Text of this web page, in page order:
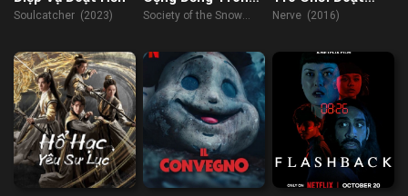
Soulcatcher (2023)
Tuyết
Society of the Snow
Mạng
Nerve (2016)